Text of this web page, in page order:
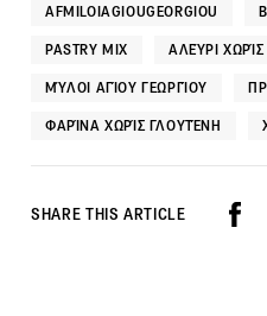
AFMILOIAGIOUGEORGIOU
PASTRY MIX ΑΛΕΎΡΙ
ΜΎΛΟΙ ΑΓΊΟΥ ΓΕΩΡΓΊΟΥ
ΦΑΡΊΝΑ ΧΩΡΊΣ ΓΛΟΥΤΈΝΗ
SHARE THIS ARTICLE